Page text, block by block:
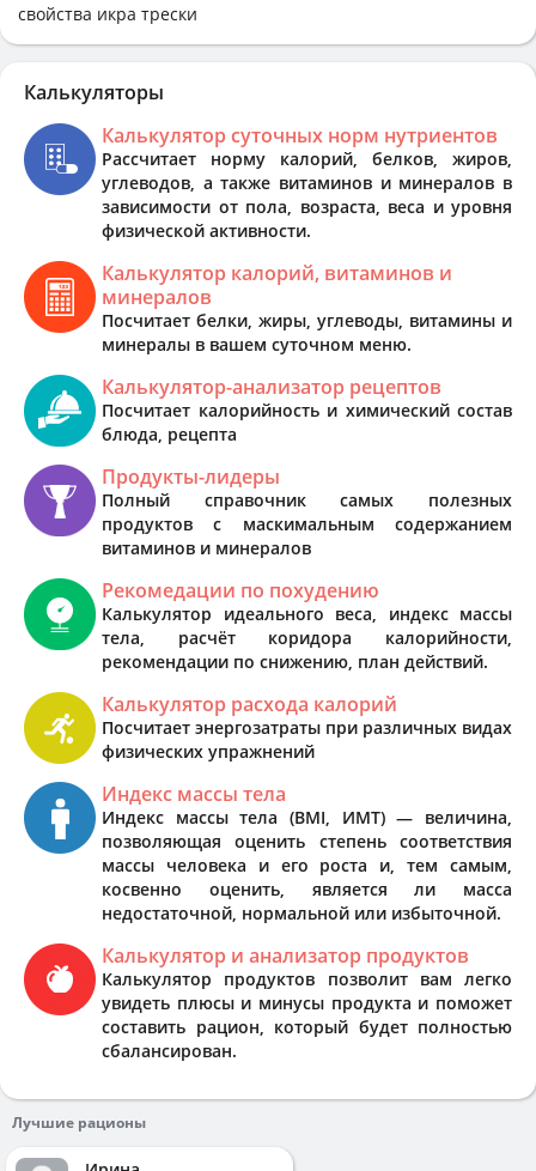
свойства икра трески
Калькуляторы
Калькулятор суточных норм нутриентов
Рассчитает норму калорий, белков, жиров,
углеводов, а также витаминов и минералов в
зависимости от пола, возраста, веса и уровня
физической активности.
Калькулятор калорий, витаминов и
минералов
Посчитает белки, жиры, углеводы, витамины и
минералы в вашем суточном меню.
Калькулятор-анализатор рецептов
Посчитает калорийность и химический состав
блюда, рецепта
Продукты-лидеры
Полный справочник самых полезных
продуктов с маскимальным содержанием
витаминов и минералов
Рекомедации по похудению
Калькулятор идеального веса, индекс массы
тела, расчёт коридора калорийности,
рекомендации по снижению, план действий.
Калькулятор расхода калорий
Посчитает энергозатраты при различных видах
физических упражнений
Индекс массы тела
Индекс массы тела (BMI, ИМТ) — величина,
позволяющая оценить степень соответствия
массы человека и его роста и, тем самым,
косвенно оценить, является ли масса
недостаточной, нормальной или избыточной.
Калькулятор и анализатор продуктов
Калькулятор продуктов позволит вам легко
увидеть плюсы и минусы продукта и поможет
составить рацион, который будет полностью
сбалансирован.
Лучшие рационы